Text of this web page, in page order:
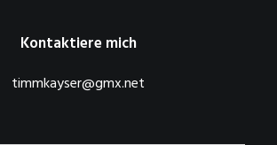
Kontaktiere mich
timmkayser@gmx.net